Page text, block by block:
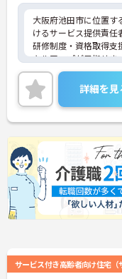
・小学校3年生までの
男性の育休取得実績も
が変化しても安心です
【プライベートとの
・有給取得促進手当の
暇を取得できる仕組み
フレッシュできます。
・中途入社比率が6割
く、新しい方もこれま
染める温かい社風です
大阪府池田市に位置す
けるサービス提供責任
研修制度・資格取得支
キルアップが目指せま
あり、頑張りがきちん
ご興味のある方には、
に詳細をお話しいたし
さい！
詳細を見
サービス付き高齢者向け住宅（